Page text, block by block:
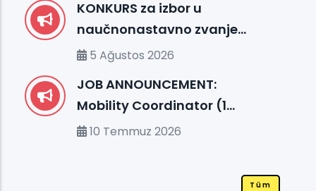
KONKURS za izbor u
naučnonastavno zvanje
docenta – Fakultet prirodnih
5 Ağustos 2026
JOB ANNOUNCEMENT:
Mobility Coordinator (1
position, m/f)
10 Temmuz 2026
Tüm